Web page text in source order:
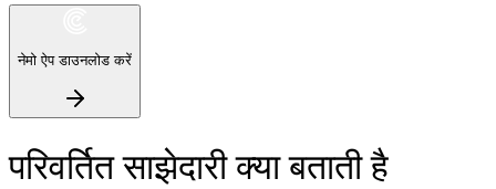
नेमो ऐप डाउनलोड करें
परिवर्तित साझेदारी क्या बताती है